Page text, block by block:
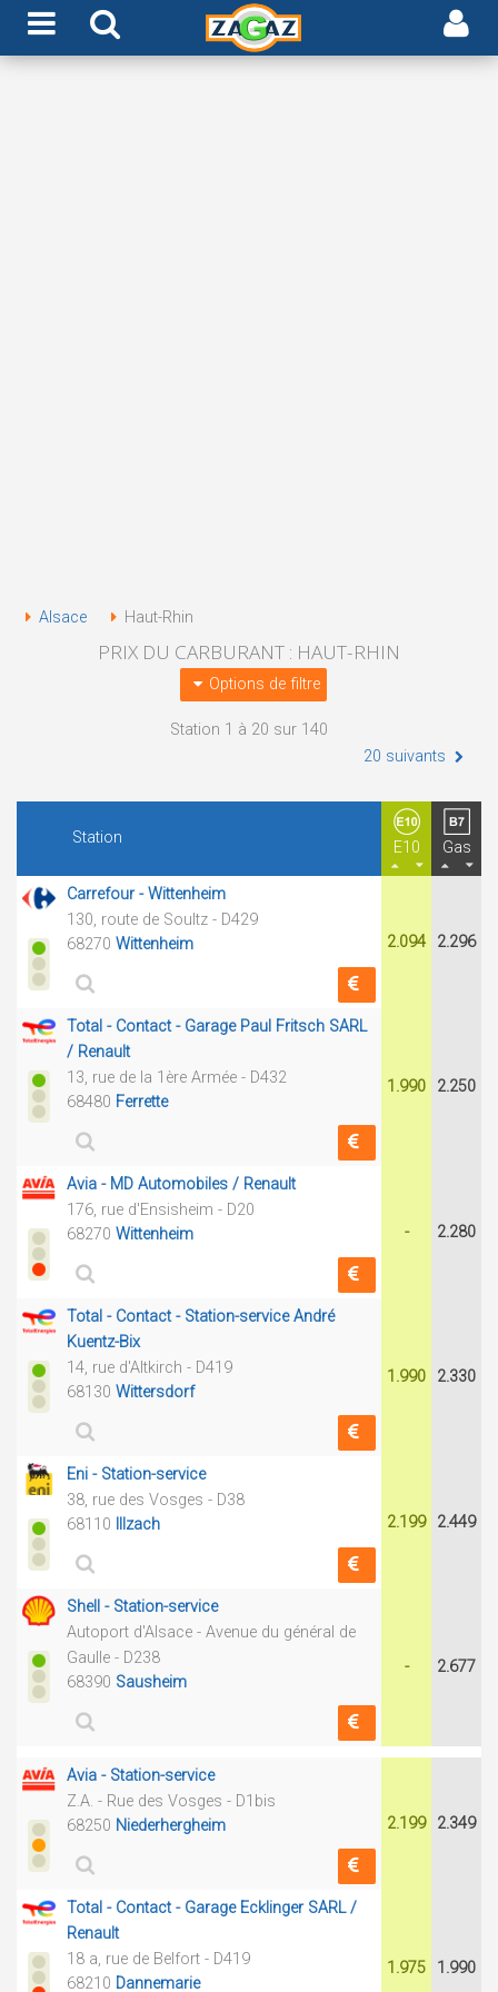
Alsace Haut-Rhin
PRIX DU CARBURANT : HAUT-RHIN
Options de filtre
Station 1 à 20 sur 140
20 suivants
Station
E10 Gas
Carrefour - Wittenheim
130, route de Soultz - D429
68270 Wittenheim 2.094 2.296
Total - Contact - Garage Paul Fritsch SARL
/ Renault
13, rue de la 1ère Armée - D432
68480 Ferrette
1.990 2.250
Avia - MD Automobiles / Renault
176, rue d'Ensisheim - D20
68270 Wittenheim - 2.280
Total - Contact - Station-service André
Kuentz-Bix
14, rue d'Altkirch - D419
68130 Wittersdorf
1.990 2.330
Eni - Station-service
38, rue des Vosges - D38
68110
Illzach 2.199 2.449
Shell - Station-service
Autoport d'Alsace - Avenue du général de
Gaulle - D238
68390 Sausheim
- 2.677
Avia - Station-service
Z.A. - Rue des Vosges - D1bis
68250 Niederhergheim 2.199 2.349
Total - Contact - Garage Ecklinger SARL /
Renault
18 a, rue de Belfort - D419
68210 Dannemarie
1.975 1.990